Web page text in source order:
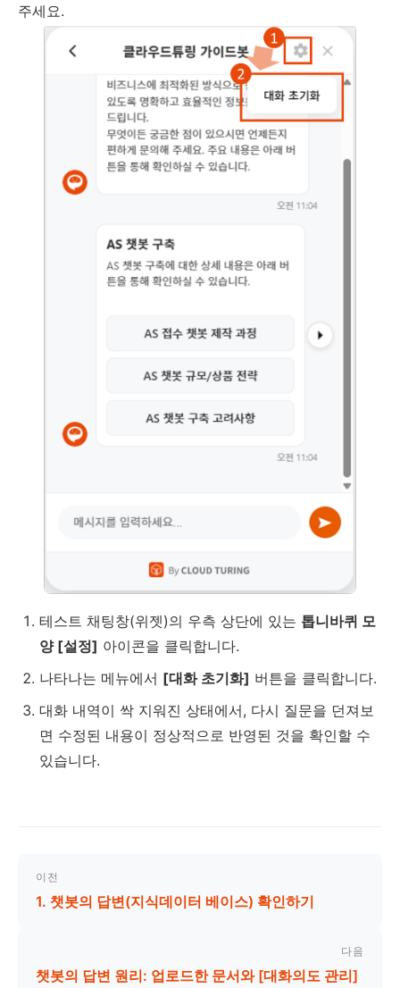
주세요.
테스트 채팅창(위젯)의 우측 상단에 있는 톱니바퀴 모
양 [설정] 아이콘을 클릭합니다.
나타나는 메뉴에서 [대화 초기화] 버튼을 클릭합니다.
대화 내역이 싹 지워진 상태에서, 다시 질문을 던져보
면 수정된 내용이 정상적으로 반영된 것을 확인할 수
있습니다.
이전
1. 챗봇의 답변(지식데이터 베이스) 확인하기
다음
챗봇의 답변 원리: 업로드한 문서와 [대화의도 관리]